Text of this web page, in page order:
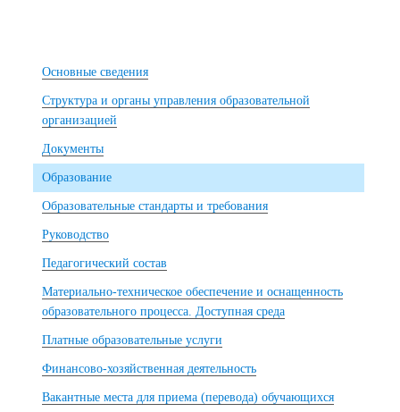
Основные сведения
Структура и органы управления образовательной
организацией
Документы
Образование
Образовательные стандарты и требования
Руководство
Педагогический состав
Материально-техническое обеспечение и оснащенность
образовательного процесса. Доступная среда
Платные образовательные услуги
Финансово-хозяйственная деятельность
Вакантные места для приема (перевода) обучающихся